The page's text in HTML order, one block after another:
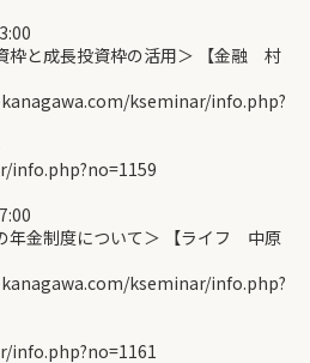
と成長投資枠の活用＞ 【金融 村
kseminar/info.php?
info.php?no=1159
年金制度について＞ 【ライフ 中原
kseminar/info.php?
info.php?no=1161